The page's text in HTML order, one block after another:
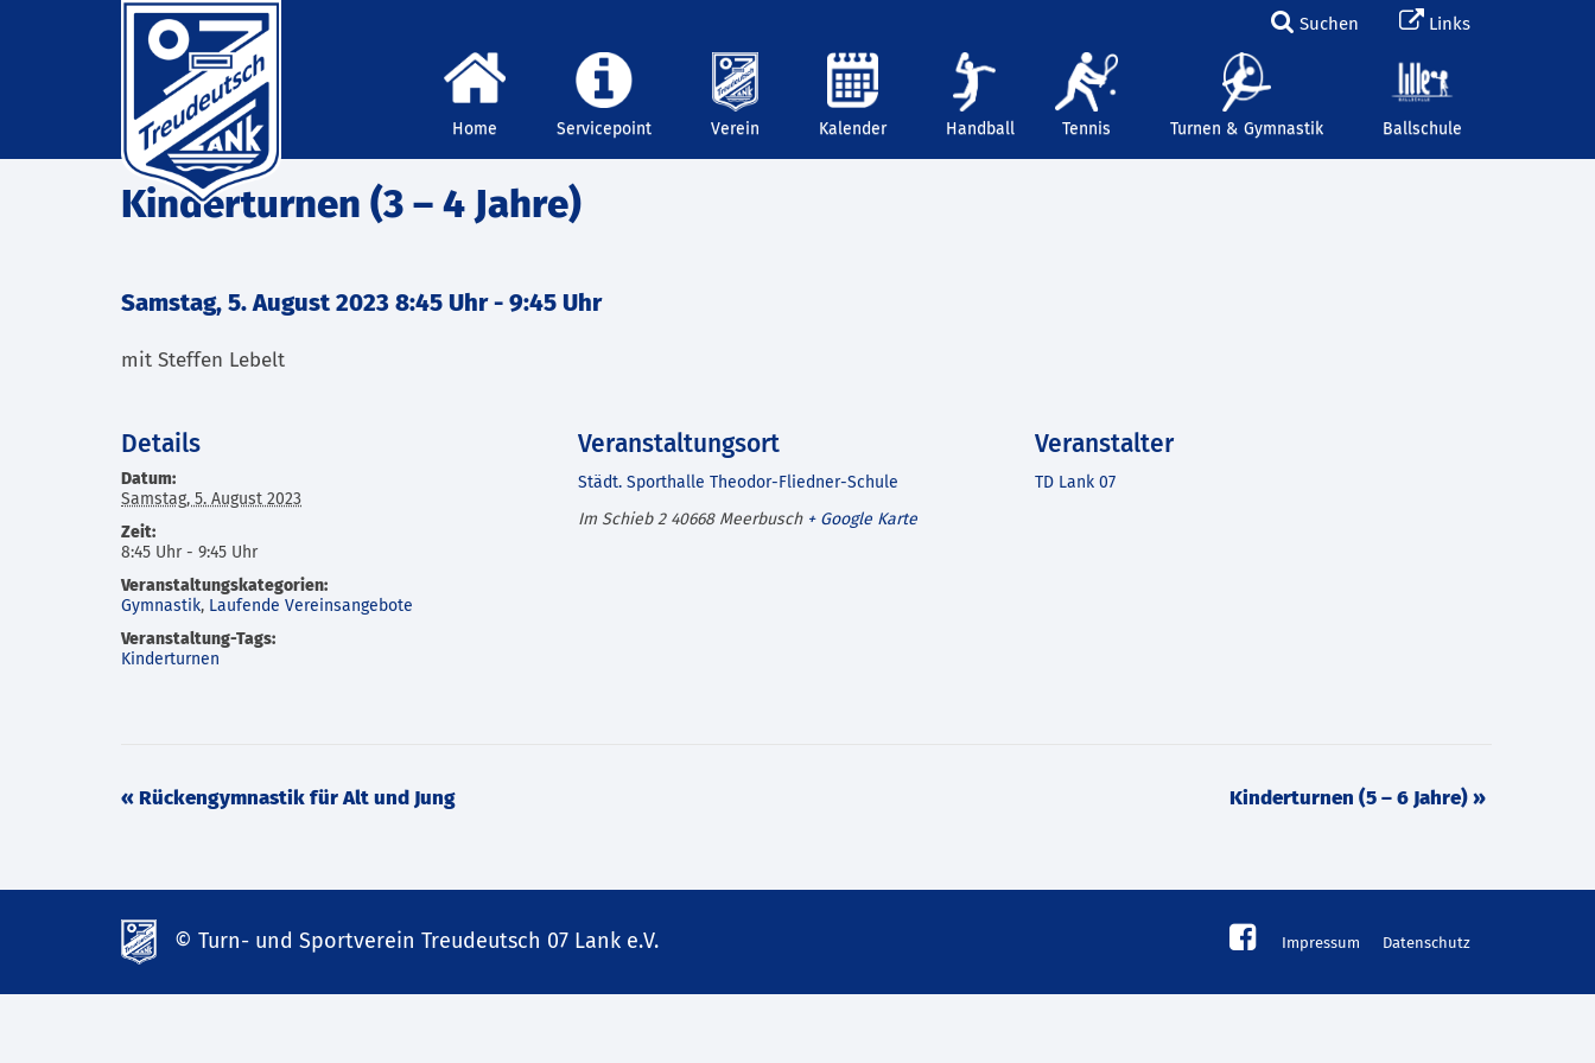
Suchen Links
Home Servicepoint Verein Kalender Handball Tennis Turnen & Gymnastik Ballschule
Kinderturnen (3 – 4 Jahre)
Samstag, 5. August 2023 8:45 Uhr- 9:45 Uhr
mit Steffen Lebelt
Details
Datum:
Samstag, 5. August 2023
Zeit:
8:45 Uhr - 9:45 Uhr
Veranstaltungskategorien:
Gymnastik, Laufende Vereinsangebote
Veranstaltung-Tags:
Kinderturnen
Veranstaltungsort
Städt. Sporthalle Theodor-Fliedner-Schule
Im Schieb 2 40668 Meerbusch + Google Karte
Veranstalter
TD Lank 07
Veranstaltung
« Rückengymnastik für Alt und Jung Kinderturnen (5 – 6 Jahre) »
© Turn- und Sportverein Treudeutsch 07 Lank e.V. Impressum Datenschutz